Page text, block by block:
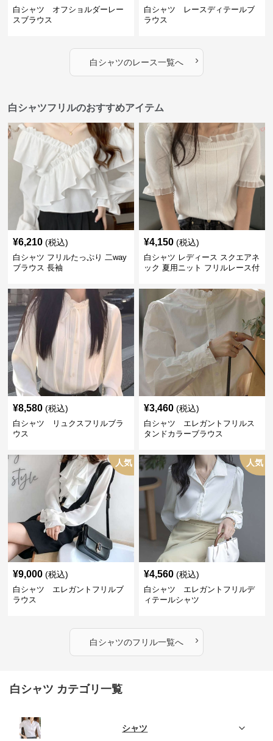
白シャツ オフショルダーレー
スブラウス
白シャツ レースディテールブ
ラウス
白シャツのレース一覧へ ›
白シャツフリルのおすすめアイテム
¥6,210 (税込)
白シャツ フリルたっぷり 二way
ブラウス 長袖
¥4,150 (税込)
白シャツ レディース スクエアネ
ック 夏用ニット フリルレース付
¥8,580 (税込)
白シャツ リュクスフリルブラ
ウス
¥3,460 (税込)
白シャツ エレガントフリルス
タンドカラーブラウス
人気
¥9,000 (税込)
白シャツ エレガントフリルブ
ラウス
人気
¥4,560 (税込)
白シャツ エレガントフリルデ
ィテールシャツ
白シャツのフリル一覧へ ›
白シャツ カテゴリ一覧
シャツ